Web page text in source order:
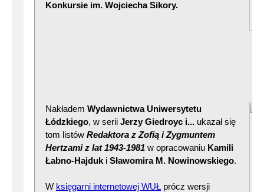
Konkursie im. Wojciecha Sikory.
Nakładem Wydawnictwa Uniwersytetu
Łódzkiego, w serii Jerzy Giedroyc i... ukazał się
tom listów Redaktora z Zofią i Zygmuntem
Hertzami z lat 1943-1981 w opracowaniu Kamili
Łabno-Hajduk i Sławomira M. Nowinowskiego.
W księgarni internetowej WUŁ prócz wersji